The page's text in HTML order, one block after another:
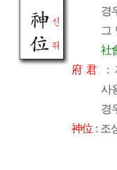
경
그
社
府君
:
사
경
神位 : 조